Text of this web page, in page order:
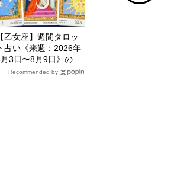
【乙女座】週間タロッ
占い《来週：2026年
3日〜8月9日》の...
Recommended by